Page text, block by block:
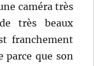
caméra très
très beaux
franchement
parce que son